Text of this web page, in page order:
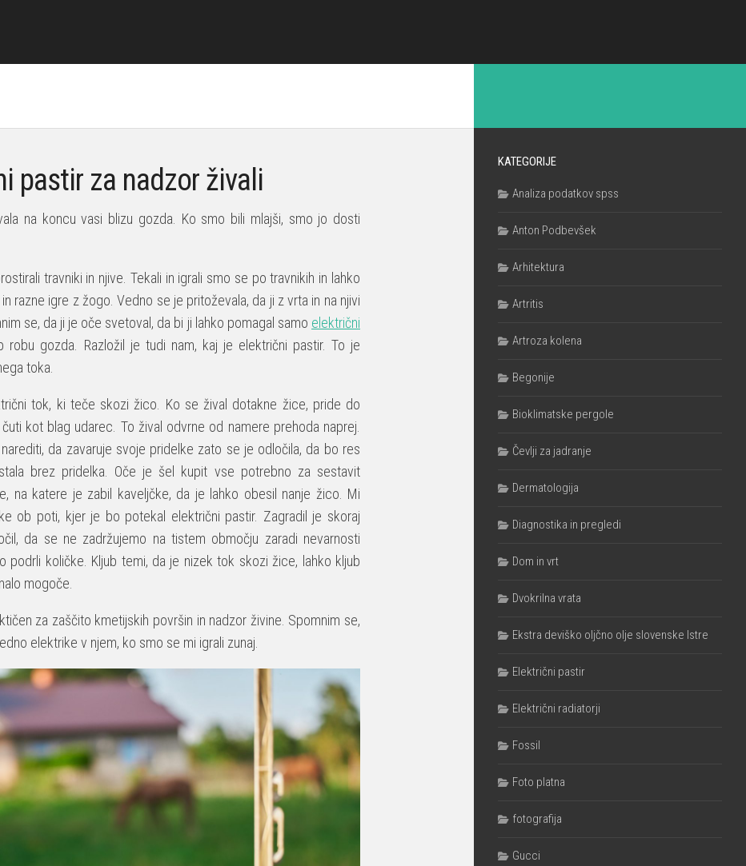
pastir za nadzor živali
na koncu vasi blizu gozda. Ko smo bili mlajši, smo jo dosti
travniki in njive. Tekali in igrali smo se po travnikih in lahko
razne igre z žogo. Vedno se je pritoževala, da ji z vrta in na njivi
se, da ji je oče svetoval, da bi ji lahko pomagal samo električni
gozda. Razložil je tudi nam, kaj je električni pastir. To je
toka.
tok, ki teče skozi žico. Ko se žival dotakne žice, pride do
kot blag udarec. To žival odvrne od namere prehoda naprej.
da zavaruje svoje pridelke zato se je odločila, da bo res
brez pridelka. Oče je šel kupit vse potrebno za sestavit
na katere je zabil kaveljčke, da je lahko obesil nanje žico. Mi
ob poti, kjer je bo potekal električni pastir. Zagradil je skoraj
da se ne zadržujemo na tistem območju zaradi nevarnosti
količke. Kljub temi, da je nizek tok skozi žice, lahko kljub
mogoče.
za zaščito kmetijskih površin in nadzor živine. Spomnim se,
elektrike v njem, ko smo se mi igrali zunaj.
KATEGORIJE
Analiza podatkov spss
Anton Podbevšek
Arhitektura
Artritis
Artroza kolena
Begonije
Bioklimatske pergole
Čevlji za jadranje
Dermatologija
Diagnostika in pregledi
Dom in vrt
Dvokrilna vrata
Ekstra deviško oljčno olje slovenske Istre
Električni pastir
Električni radiatorji
Fossil
Foto platna
fotografija
Gucci